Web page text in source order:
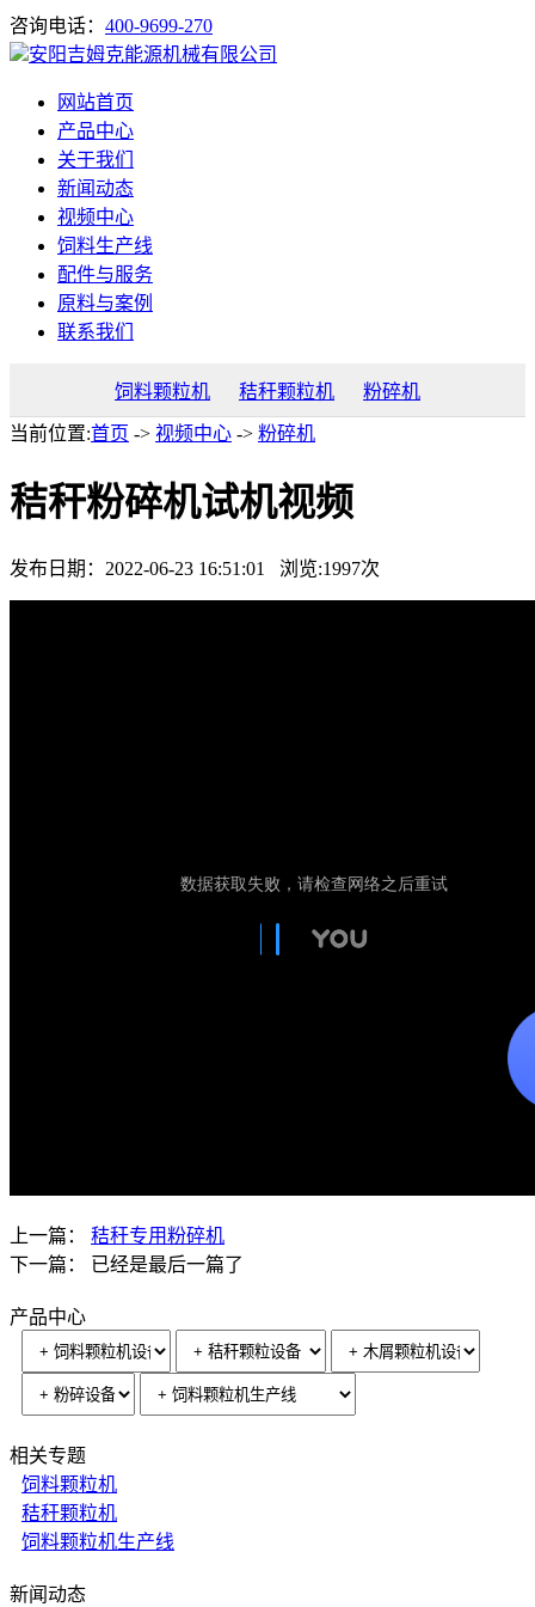
咨询电话： 400-9699-270
安阳吉姆克能源机械有限公司
网站首页
产品中心
关于我们
新闻动态
视频中心
饲料生产线
配件与服务
原料与案例
联系我们
饲料颗粒机 秸秆颗粒机 粉碎机
当前位置:首页 -> 视频中心 -> 粉碎机
秸秆粉碎机试机视频
发布日期：2022-06-23 16:51:01 浏览:1997次
上一篇： 秸秆专用粉碎机
下一篇： 已经是最后一篇了
产品中心
相关专题
饲料颗粒机
秸秆颗粒机
饲料颗粒机生产线
新闻动态